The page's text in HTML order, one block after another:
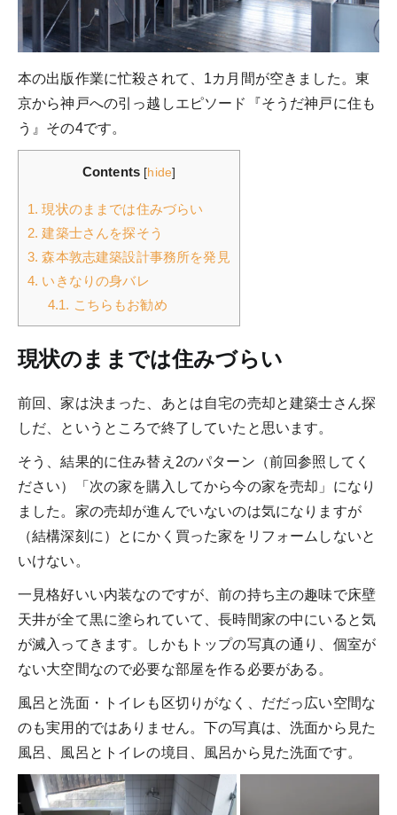
本の出版作業に忙殺されて、1カ月間が空きました。東
京から神戸への引っ越しエピソード『そうだ神戸に住も
う』その4です。
Contents [hide]
1. 現状のままでは住みづらい
2. 建築士さんを探そう
3. 森本敦志建築設計事務所を発見
4. いきなりの身バレ
4.1. こちらもお勧め
現状のままでは住みづらい
前回、家は決まった、あとは自宅の売却と建築士さん探
しだ、というところで終了していたと思います。
そう、結果的に住み替え2のパターン（前回参照してく
ださい）「次の家を購入してから今の家を売却」になり
ました。家の売却が進んでいないのは気になりますが
（結構深刻に）とにかく買った家をリフォームしないと
いけない。
一見格好いい内装なのですが、前の持ち主の趣味で床壁
天井が全て黒に塗られていて、長時間家の中にいると気
が滅入ってきます。しかもトップの写真の通り、個室が
ない大空間なので必要な部屋を作る必要がある。
風呂と洗面・トイレも区切りがなく、だだっ広い空間な
のも実用的ではありません。下の写真は、洗面から見た
風呂、風呂とトイレの境目、風呂から見た洗面です。